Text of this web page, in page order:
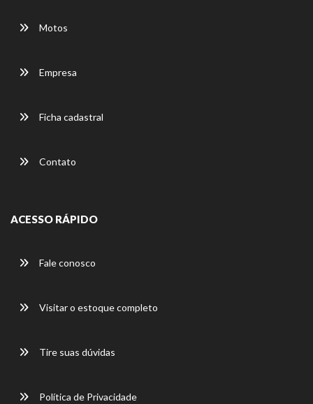
Motos
Empresa
Ficha cadastral
Contato
ACESSO RÁPIDO
Fale conosco
Visitar o estoque completo
Tire suas dúvidas
Política de Privacidade